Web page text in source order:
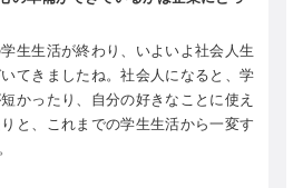
生生活が終わり、いよいよ社会人生
てきましたね。社会人になると、学
かったり、自分の好きなことに使え
と、これまでの学生生活から一変す